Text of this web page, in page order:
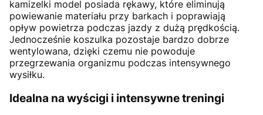
kamizelki model posiada rękawy, które eliminują
powiewanie materiału przy barkach i poprawiają
opływ powietrza podczas jazdy z dużą prędkością.
Jednocześnie koszulka pozostaje bardzo dobrze
wentylowana, dzięki czemu nie powoduje
przegrzewania organizmu podczas intensywnego
wysiłku.
Idealna na wyścigi i intensywne treningi